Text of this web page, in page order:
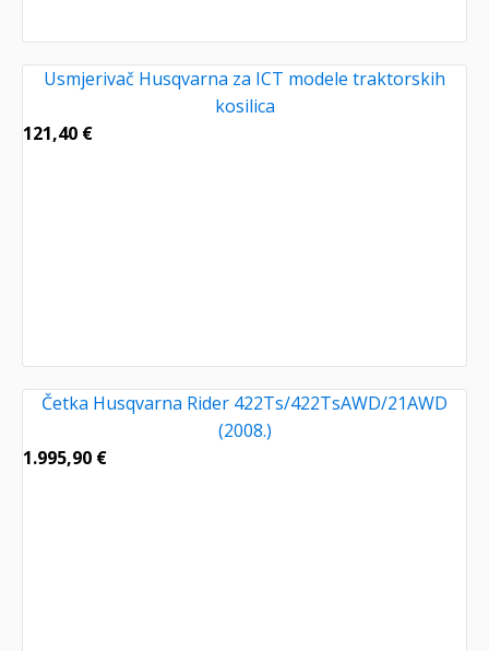
Usmjerivač Husqvarna za ICT modele traktorskih
kosilica
121,40 €
Četka Husqvarna Rider 422Ts/422TsAWD/21AWD
(2008.)
1.995,90 €